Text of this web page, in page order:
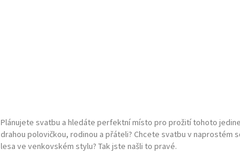
Plánujete svatbu a hledáte perfektní místo pro prožití tohoto
drahou polovičkou, rodinou a přáteli? Chcete svatbu v naprostém
lesa ve venkovském stylu? Tak jste našli to pravé.